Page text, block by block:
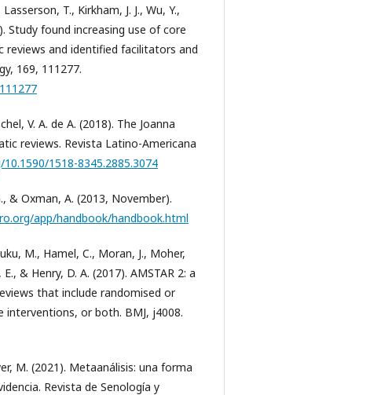
T., Kirkham, J. J., Wu, Y.,
Study found increasing use of core
and identified facilitators and
169, 111277.
V. A. de A. (2018). The Joanna
reviews. Revista Latino-Americana
1518-8345.2885.3074
& Oxman, A. (2013, November).
app/handbook/handbook.html
M., Hamel, C., Moran, J., Moher,
& Henry, D. A. (2017). AMSTAR 2: a
that include randomised or
or both. BMJ, j4008.
M. (2021). Metaanálisis: una forma
Revista de Senología y